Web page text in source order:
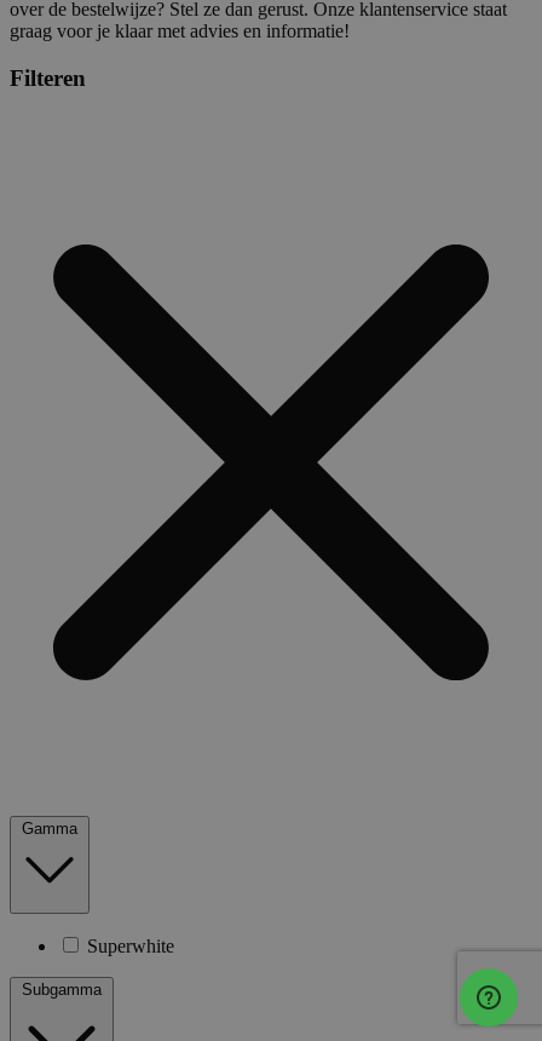
over de bestelwijze? Stel ze dan gerust. Onze klantenservice staat
graag voor je klaar met advies en informatie!
Filteren
Gamma
Superwhite
Subgamma